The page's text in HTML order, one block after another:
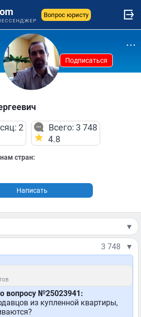
Вопрос юристу
Подписаться
...
2
Всего: 3 748
4.8
стран:
Написать
▼
3 748 ▼
вопросу №25023941:
из купленной квартиры,